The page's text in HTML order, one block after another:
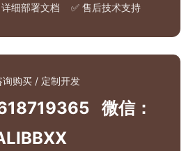
细部署文档 ✅ 售后技术支持
询购买 / 定制开发
微信：